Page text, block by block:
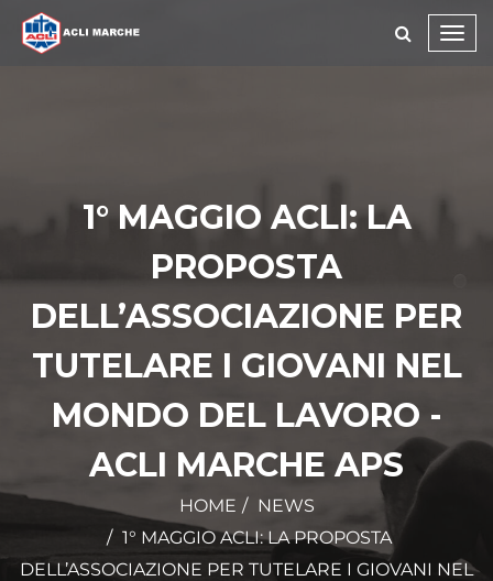
1° MAGGIO ACLI: LA
PROPOSTA
DELL’ASSOCIAZIONE PER
TUTELARE I GIOVANI NEL
MONDO DEL LAVORO -
ACLI MARCHE APS
HOME
NEWS
1° MAGGIO ACLI: LA PROPOSTA
DELL’ASSOCIAZIONE PER TUTELARE I GIOVANI NEL